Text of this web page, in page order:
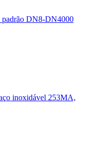
padrão DN8-DN4000
inoxidável 253MA,